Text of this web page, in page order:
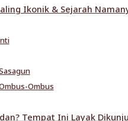
Ikonik & Sejarah
Ombus
Tempat Ini Layak